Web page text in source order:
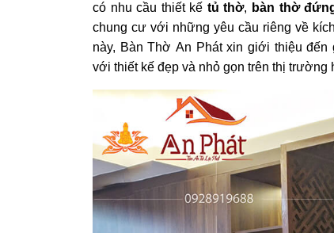
có nhu cầu thiết kế tủ thờ, bàn thờ
chung cư với những yêu cầu riêng về
này, Bàn Thờ An Phát xin giới thiệu đến
với thiết kế đẹp và nhỏ gọn trên thị trường